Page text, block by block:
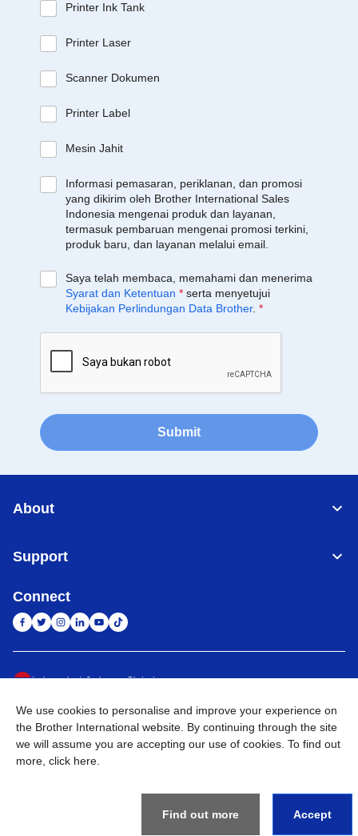
Printer Ink Tank
Printer Laser
Scanner Dokumen
Printer Label
Mesin Jahit
Informasi pemasaran, periklanan, dan promosi
yang dikirim oleh Brother International Sales
Indonesia mengenai produk dan layanan,
termasuk pembaruan mengenai promosi terkini,
produk baru, dan layanan melalui email.
Saya telah membaca, memahami dan menerima
Syarat dan Ketentuan * serta menyetujui
Kebijakan Perlindungan Data Brother. *
Submit
About
Support
Connect
Indonesia Jaringan Global
Privacy Policy Ketentuan Penggunaan Site Map Kunjungi Situs Global
©2026BROTHER INTERNATIONAL SALES INDONESIA All
We use cookies to personalise and improve your experience on
the Brother International website. By continuing through the site
we will assume you are accepting our use of cookies. To find out
more, click here
Find out more Accept